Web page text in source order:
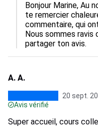
Bonjour Marine, Au
te remercier
commentaire, qui
Nous sommes
partager ton avis.
A. A.
20 sept.
Avis vérifié
Super accueil, cours